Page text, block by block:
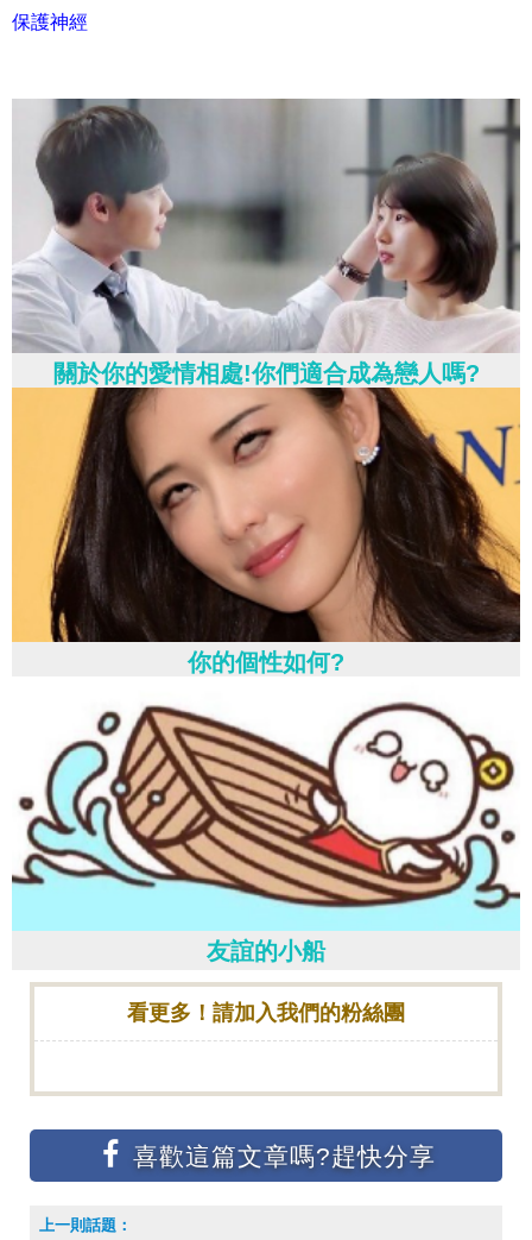
保護神經
關於你的愛情相處!你們適合成為戀人嗎?
你的個性如何?
友誼的小船
看更多！請加入我們的粉絲團